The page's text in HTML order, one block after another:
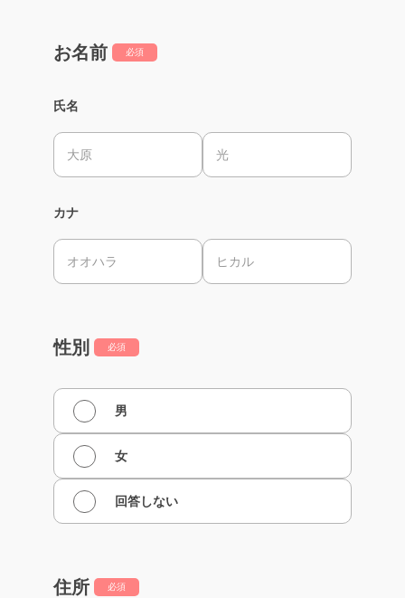
お名前 必須
氏名
カナ
性別 必須
男
女
回答しない
住所 必須